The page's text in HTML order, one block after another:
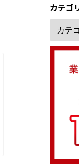
カテゴ